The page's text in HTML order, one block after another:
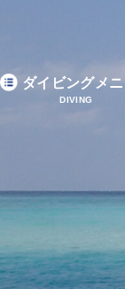
ダイビングメ
DIVING